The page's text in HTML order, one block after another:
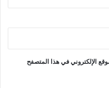
الإلكتروني في هذا المتصفح